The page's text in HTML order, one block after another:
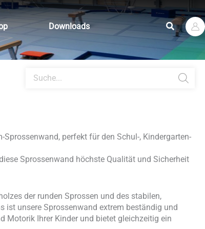
Downloads Suchen
search
Sprossenwand, perfekt für den Schul-, Kindergarten-
Sprossenwand höchste Qualität und Sicherheit
der runden Sprossen und des stabilen,
ist unsere Sprossenwand extrem beständig und
Motorik Ihrer Kinder und bietet gleichzeitig ein